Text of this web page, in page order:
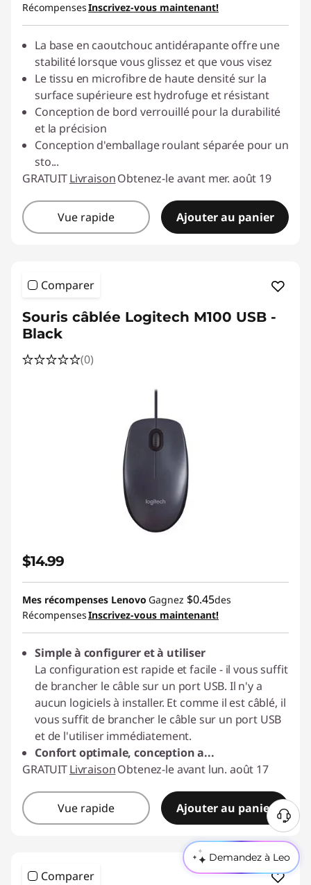
Demandez à Leo
RécompensesInscrivez-vous maintenant!
La base en caoutchouc antidérapante offre une
stabilité lorsque vous glissez et que vous visez
Le tissu en microfibre de haute densité sur la
surface supérieure est hydrofuge et résistant
Conception de bord verrouillé pour la durabilité
et la précision
Conception d'emballage roulant séparée pour un
sto...
GRATUITLivraisonObtenez-le avant mer. août 19
Vue rapide Ajouter au panier
Comparer
Souris câblée Logitech M100 USB -
Black
(0)
$14.99
Mes récompenses Lenovo Gagnez $0.45des
RécompensesInscrivez-vous maintenant!
Simple à configurer et à utiliser
La configuration est rapide et facile - il vous suffit
de brancher le câble sur un port USB. Il n'y a
aucun logiciels à installer. Et comme il est câblé, il
vous suffit de brancher le câble sur un port USB
et de l'utiliser immédiatement.
Confort optimale, conception a...
GRATUITLivraisonObtenez-le avant lun. août 17
Vue rapide Ajouter au panier
Comparer
B
e
s
o